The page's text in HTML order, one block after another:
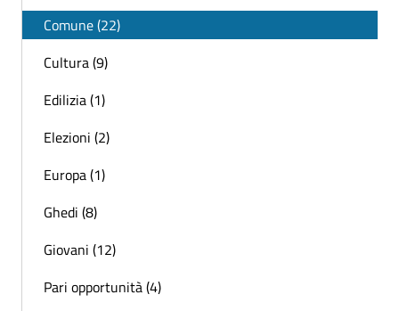
Comune (22)
Cultura (9)
Edilizia (1)
Elezioni (2)
Europa (1)
Ghedi (8)
Giovani (12)
Pari opportunità (4)